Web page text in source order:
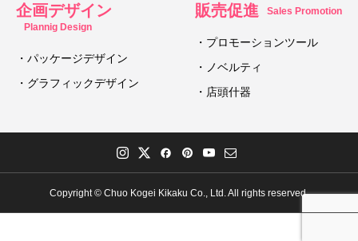
企画デザイン
Plannig Design
・パッケージデザイン
・グラフィックデザイン
販売促進 Sales Promotion
・プロモーションツール
・ノベルティ
・店頭什器
Copyright © Chuo Kogei Kikaku Co., Ltd. All rights reserved.